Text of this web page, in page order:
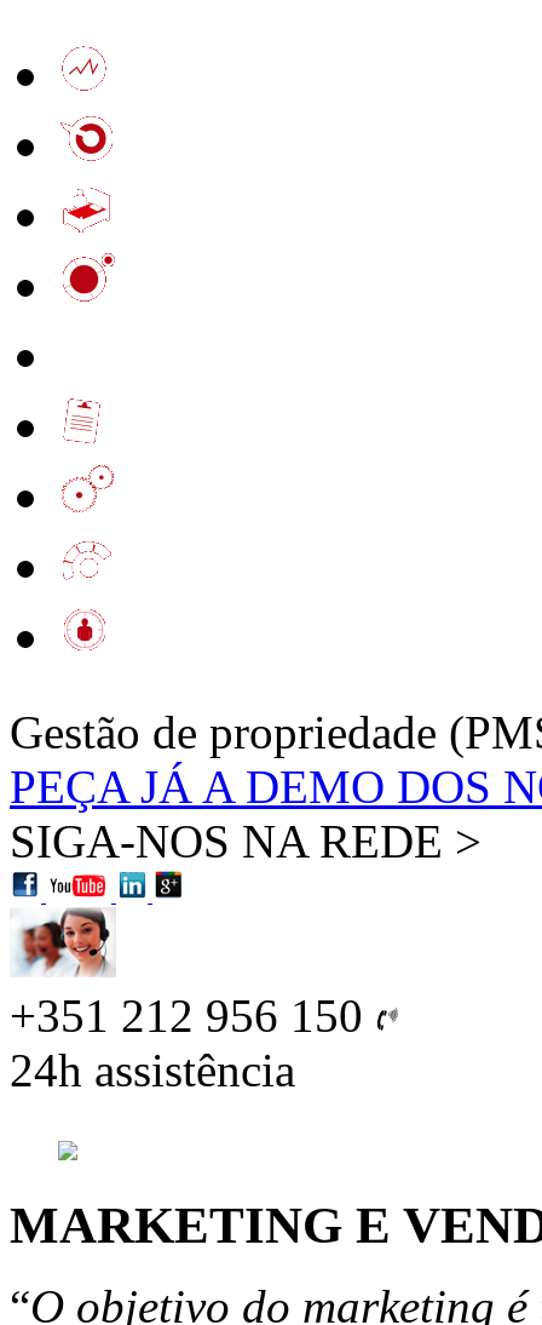
Gestão de propriedade
PEÇA JÁ A DEMO DOS
SIGA-NOS NA REDE >
+351 212 956 150
24h assistência
MARKETING E
“O objetivo do marketing